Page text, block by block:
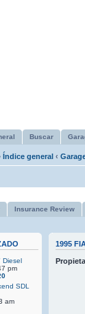
Buscar
Índice general ‹
Insurance Review
Diesel
pm
SDL
am
1995